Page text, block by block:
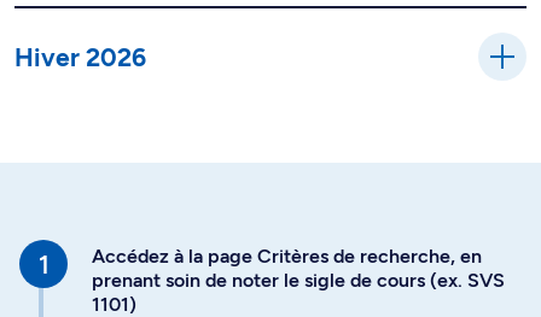
Hiver 2026
Accédez à la page Critères de recherche, en
prenant soin de noter le sigle de cours (ex. SVS
1101)